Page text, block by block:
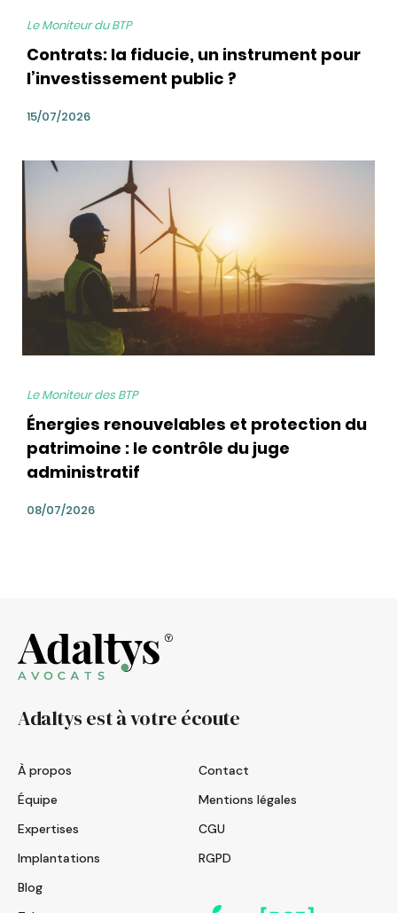
Le Moniteur du BTP
Contrats: la fiducie, un instrument pour
l’investissement public ?
15/07/2026
bg
Le Moniteur des BTP
Énergies renouvelables et protection du
patrimoine : le contrôle du juge
administratif
08/07/2026
Adaltys est à votre écoute
À propos
Équipe
Expertises
Implantations
Blog
Contact
Mentions légales
CGU
RGPD